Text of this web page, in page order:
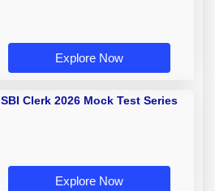
Explore Now
SBI Clerk 2026 Mock Test Series
Explore Now